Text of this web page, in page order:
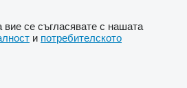
вие се съгласявате с нашата
и потребителското